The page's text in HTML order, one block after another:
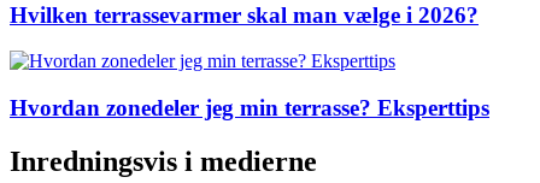
Hvilken terrassevarmer skal man vælge i 2026?
Hvordan zonedeler jeg min terrasse? Eksperttips
Inredningsvis i medierne